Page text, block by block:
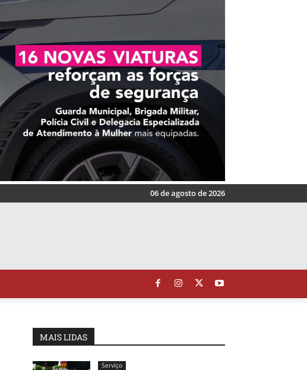
06 de agosto de 2026
MAIS LIDAS
Serviço